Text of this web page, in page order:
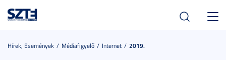
Hírek, Események Médiafigyelő Internet 2019.